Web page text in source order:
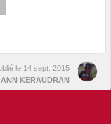
le 14 sept. 2015
KERAUDRAN